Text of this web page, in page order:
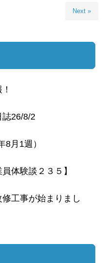
Next »
誌26/8/2
月1週）
体験談２３５】
工事が始まりまし